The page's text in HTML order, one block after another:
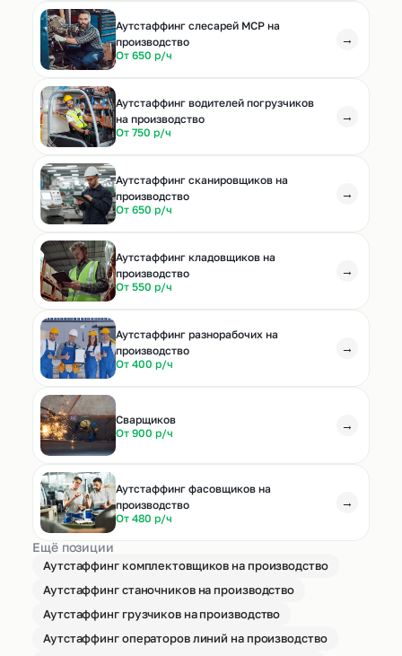
Аутстаффинг слесарей МСР на
производство
От 650 р/ч
→
Аутстаффинг водителей погрузчиков
на производство
От 750 р/ч
→
Аутстаффинг сканировщиков на
производство
От 650 р/ч
→
Аутстаффинг кладовщиков на
производство
От 550 р/ч
→
Аутстаффинг разнорабочих на
производство
От 400 р/ч
→
Cварщиков
От 900 р/ч
→
Аутстаффинг фасовщиков на
производство
От 480 р/ч
→
Ещё позиции
Аутстаффинг комплектовщиков на производство
Аутстаффинг станочников на производство
Аутстаффинг грузчиков на производство
Аутстаффинг операторов линий на производство